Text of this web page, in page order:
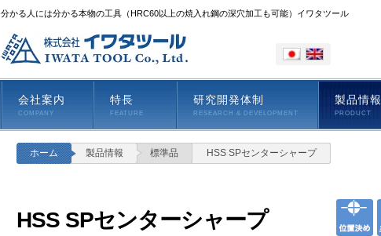
分かる人には分かる本物の工具（HRC60以上の焼入れ鋼の深穴加工も可能）イワタツール
会社案内
COMPANY
特長
FEATURE
研究開発体制
RESEARCH & DEVELOPMENT
製品情報
PRODUCT
ホーム 製品情報 標準品 HSS SPセンターシャープ
HSS SPセンターシャープ